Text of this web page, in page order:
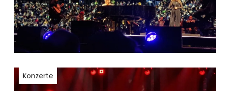
Konzerte